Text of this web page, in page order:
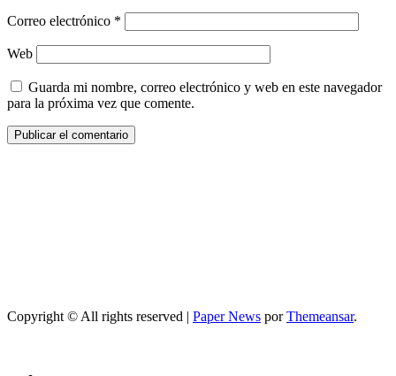
Correo electrónico *
Web
Guarda mi nombre, correo electrónico y web en este navegador
para la próxima vez que comente.
Copyright © All rights reserved | Paper News porThemeansar.